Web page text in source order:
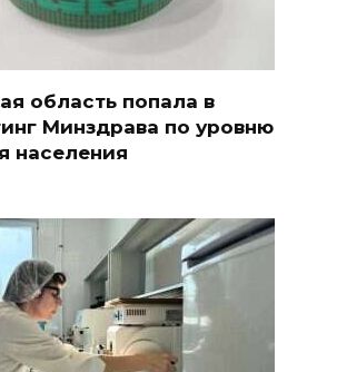
область попала в
Минздрава по уровню
населения